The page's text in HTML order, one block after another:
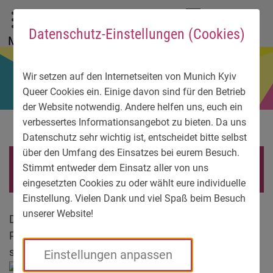
Datenschutz-Einstellungen (Cookies)
Wir setzen auf den Internetseiten von Munich Kyiv
Queer Cookies ein. Einige davon sind für den Betrieb
der Website notwendig. Andere helfen uns, euch ein
verbessertes Informationsangebot zu bieten. Da uns
Datenschutz sehr wichtig ist, entscheidet bitte selbst
über den Umfang des Einsatzes bei eurem Besuch.
Stimmt entweder dem Einsatz aller von uns
eingesetzten Cookies zu oder wählt eure individuelle
Einstellung. Vielen Dank und viel Spaß beim Besuch
unserer Website!
Einstellungen anpassen
Zum Hauptmenü
Zum Sprachmenü
Zur Suche
Zum Inhalt
Zu den Service-Informationen
Menü
Svetlana Dubyna
Die Organisation VIS, die ich leite, hat seit 2010 viele
Projekte durchgeführt; ich erinnere micht gerne und
schätze alle. Aber es gibt auch Lieblingsprojekte.